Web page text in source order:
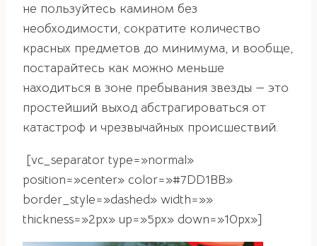
не пользуйтесь камином без
необходимости, сократите количество
красных предметов до минимума, и вообще,
постарайтесь как можно меньше
находиться в зоне пребывания звезды — это
простейший выход абстрагироваться от
катастроф и чрезвычайных происшествий.
[vc_separator type=»normal»
position=»center» color=»#7DD1BB»
border_style=»dashed» width=»»
thickness=»2px» up=»5px» down=»10px»]